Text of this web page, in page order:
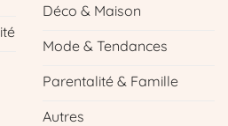
Déco & Maison
Mode & Tendances
Parentalité & Famille
Autres